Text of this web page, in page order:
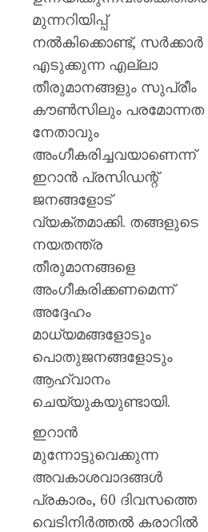
മുന്നറിയിപ്പ്
നൽകിക്കൊണ്ട്, സർക്കാർ
എടുക്കുന്ന എല്ലാ
തീരുമാനങ്ങളും സുപ്രീം
കൗൺസിലും പരമോന്നത
നേതാവും
അംഗീകരിച്ചവയാണെന്ന്
ഇറാൻ പ്രസിഡന്റ്
ജനങ്ങളോട്
വ്യക്തമാക്കി. തങ്ങളുടെ
നയതന്ത്ര
തീരുമാനങ്ങളെ
അംഗീകരിക്കണമെന്ന്
അദ്ദേഹം
മാധ്യമങ്ങളോടും
പൊതുജനങ്ങളോടും
ആഹ്വാനം
ചെയ്യുകയുണ്ടായി.
ഇറാൻ
മുന്നോട്ടുവെക്കുന്ന
അവകാശവാദങ്ങൾ
പ്രകാരം, 60 ദിവസത്തെ
വെടിനിർത്തൽ കരാറിൽ